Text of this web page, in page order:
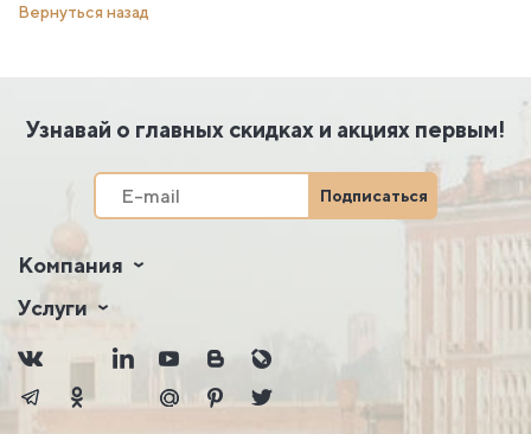
Вернуться назад
Узнавай о главных скидках и акциях первым!
Подписаться
Компания
Услуги